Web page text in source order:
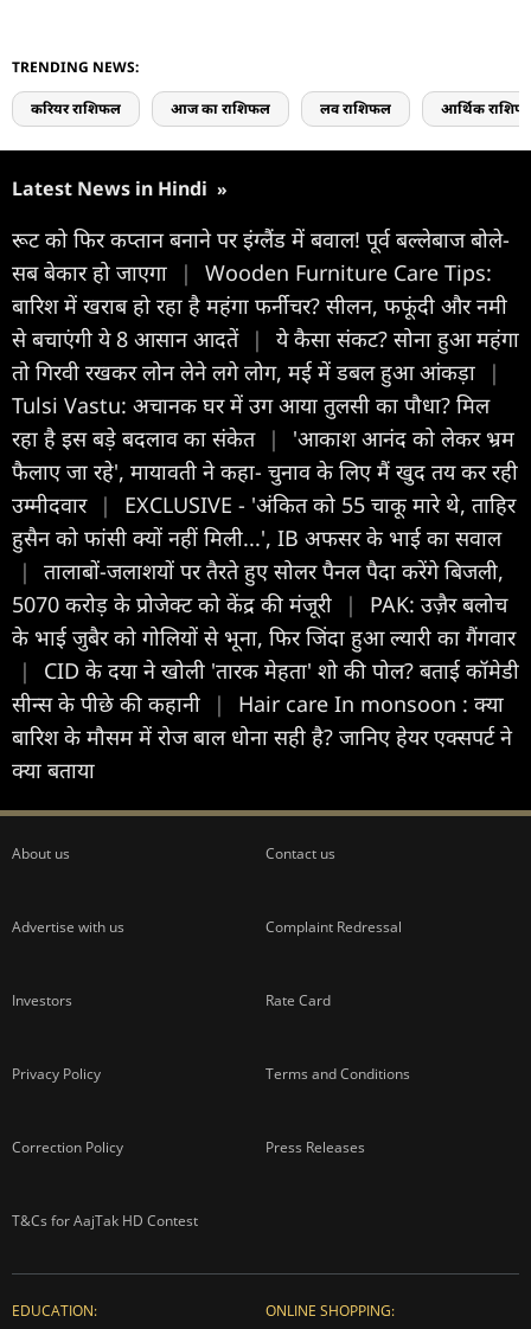
TRENDING NEWS:
करियर राशिफल आज का राशिफल लव राशिफल आर्थिक
Latest News in Hindi »
रूट को फिर कप्तान बनाने पर इंग्लैंड में बवाल! पूर्व बल्लेबाज बोले-
सब बेकार हो जाएगा
|
Wooden Furniture Care Tips:
बारिश में खराब हो रहा है महंगा फर्नीचर? सीलन, फफूंदी और नमी
से बचाएंगी ये 8 आसान आदतें |
ये कैसा संकट? सोना हुआ महंगा
तो गिरवी रखकर लोन लेने लगे लोग, मई में डबल हुआ आंकड़ा
|
Tulsi Vastu: अचानक घर में उग आया तुलसी का पौधा? मिल
रहा है इस बड़े बदलाव का संकेत |
'आकाश आनंद को लेकर भ्रम
फैलाए जा रहे', मायावती ने कहा- चुनाव के लिए मैं खुद तय कर रही
उम्मीदवार |
EXCLUSIVE - 'अंकित को 55 चाकू मारे थे, ताहिर
हुसैन को फांसी क्यों नहीं मिली...', IB अफसर के भाई का सवाल
|
तालाबों-जलाशयों पर तैरते हुए सोलर पैनल पैदा करेंगे बिजली,
5070 करोड़ के प्रोजेक्ट को केंद्र की मंजूरी
|
PAK: उज़ैर बलोच
के भाई जुबैर को गोलियों से भूना, फिर जिंदा हुआ ल्यारी का गैंगवार
|
CID के दया ने खोली 'तारक मेहता' शो की पोल? बताई कॉमेडी
सीन्स के पीछे की कहानी
|
Hair care In monsoon : क्या
बारिश के मौसम में रोज बाल धोना सही है? जानिए हेयर एक्सपर्ट ने
क्या बताया
About us Contact us
Advertise with us Complaint Redressal
Investors Rate Card
Privacy Policy Terms and Conditions
Correction Policy Press Releases
T&Cs for AajTak HD Contest
EDUCATION: ONLINE SHOPPING: